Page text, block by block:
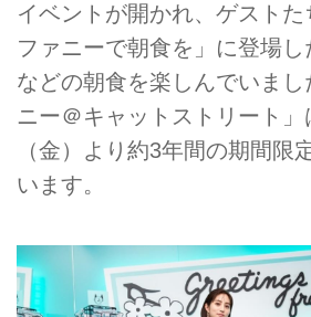
イベントが開かれ、ゲストた
ファニーで朝食を」に登場
などの朝食を楽しんでいまし
ニー＠キャットストリート」
（金）より約3年間の期間限
います。